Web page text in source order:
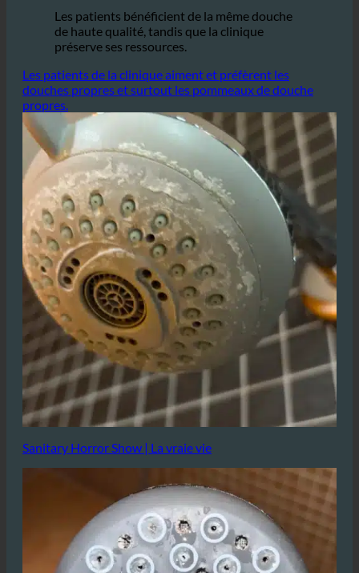
agréable.
Les patients bénéficient de la même douche
préserve ses ressources.
Les patients de la clinique aiment et préfèrent les
douches propres et surtout les pommeaux de douche
propres.
Sanitary Horror Show | La vraie vie